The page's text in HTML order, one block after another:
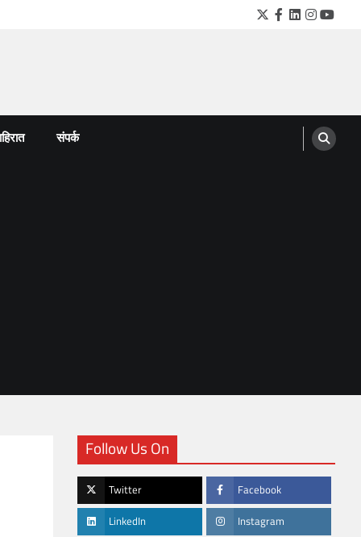
Twitter
Facebook
LinkedIn
संपर्क
Follow Us On
Twitter Facebook
LinkedIn Instagram